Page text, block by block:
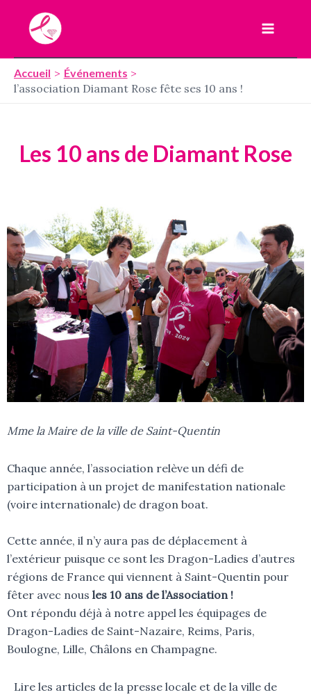
contenu
Accueil Événements
l’association Diamant Rose fête ses 10 ans !
Les 10 ans de Diamant Rose
Mme la Maire de la ville de Saint-Quentin
Chaque année, l’association relève un défi de
participation à un projet de manifestation nationale
(voire internationale) de dragon boat.
Cette année, il n’y aura pas de déplacement à
l’extérieur puisque ce sont les Dragon-Ladies d’autres
régions de France qui viennent à Saint-Quentin pour
fêter avec nous les 10 ans de l’Association !
Ont répondu déjà à notre appel les équipages de
Dragon-Ladies de Saint-Nazaire, Reims, Paris,
Boulogne, Lille, Châlons en Champagne.
Lire les articles de la presse locale et de la ville de